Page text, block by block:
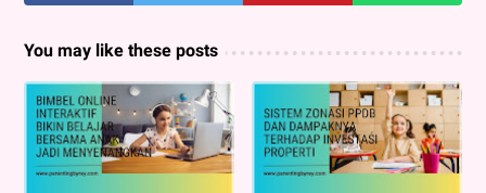
You may like these posts